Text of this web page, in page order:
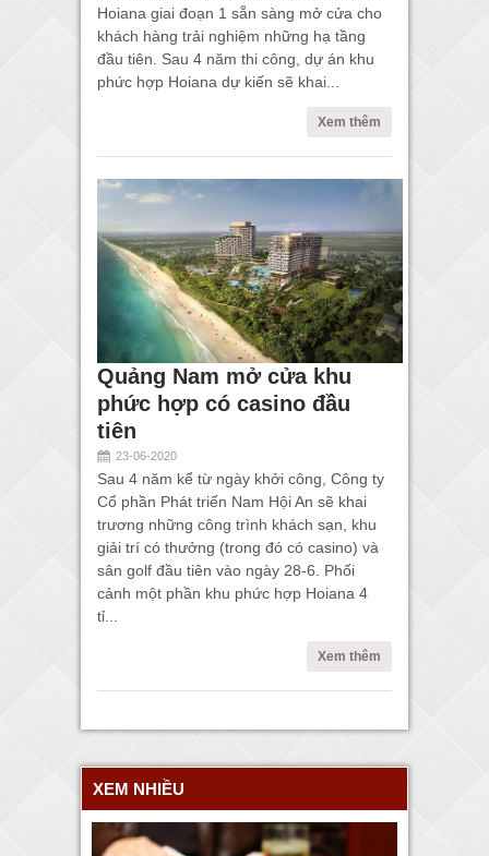
Hoiana giai đoạn 1 sẵn sàng mở cửa cho
khách hàng trải nghiệm những hạ tầng
đầu tiên. Sau 4 năm thi công, dự án khu
phức hợp Hoiana dự kiến sẽ khai...
Xem thêm
Quảng Nam mở cửa khu
phức hợp có casino đầu
tiên
23-06-2020
Sau 4 năm kể từ ngày khởi công, Công ty
Cổ phần Phát triển Nam Hội An sẽ khai
trương những công trình khách sạn, khu
giải trí có thưởng (trong đó có casino) và
sân golf đầu tiên vào ngày 28-6. Phối
cảnh một phần khu phức hợp Hoiana 4
tỉ...
Xem thêm
XEM NHIỀU